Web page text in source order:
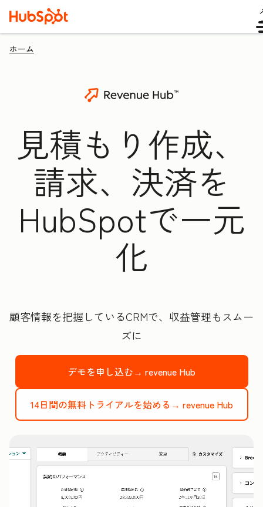
ホーム
見積もり作成、
請求、決済を
HubSpotで一元
化
顧客情報を把握しているCRMで、収益管理もスムー
ズに
デモを申し込む→ revenue Hub
14日間の無料トライアルを始める→ revenue Hub